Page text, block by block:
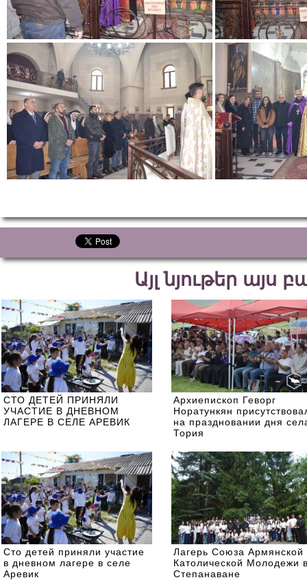
Այլ նյութեր այս
СТО ДЕТЕЙ ПРИНЯЛИ
УЧАСТИЕ В ДНЕВНОМ
ЛАГЕРЕ В СЕЛЕ АРЕВИК
Архиепископ Геворг
Норатункян
на праздновании дня
Тория
Сто детей приняли участие
в дневном лагере в селе
Аревик
Лагерь Союза Армянской
Католической Молодежи
Степанаване